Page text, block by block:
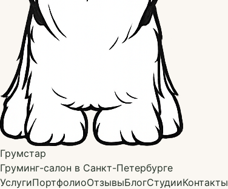
Грумстар
Груминг-салон в Санкт-Петербурге
УслугиПортфолиоОтзывыБлогСтудииКонтакты